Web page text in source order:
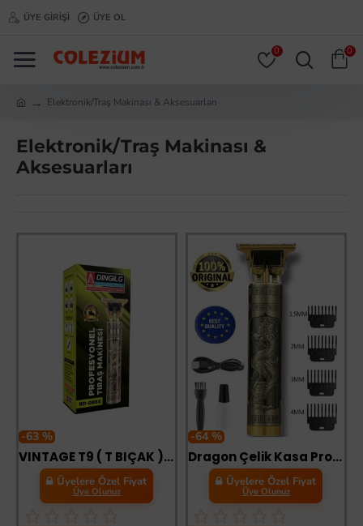
ÜYE GIRIŞI ÜYE OL
0 0
Elektronik/Traş Makinası & Aksesuarları
Elektronik/Traş Makinası &
Aksesuarları
-63 %
VINTAGE T9 ( T BIÇAK ) ( BASKILI PLASTİK GÖVDE ) ( ENSE ÇİZİM & SAÇ SAKAL KESME ) TRAŞ MAKİNESİ ( USB ŞARJLI )*100
Üyelere Özel Fiyat
Üye Olunuz
-64 %
Dragon Çelik Kasa Profesyonel Saç Sakal Ense Çizim Tüm Vücut Tüyü Lazer Öncesi Tıraş Makinesi
Üyelere Özel Fiyat
Üye Olunuz